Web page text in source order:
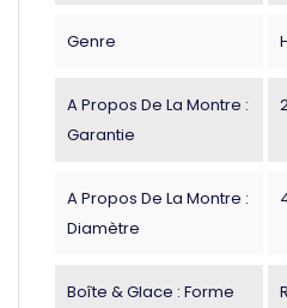
Genre
A Propos De La Montre :
Garantie
A Propos De La Montre :
Diamètre
Boîte & Glace : Forme